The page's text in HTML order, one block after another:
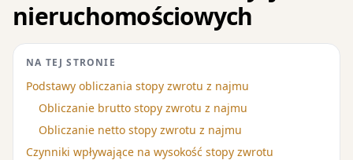
nieruchomościowych
NA TEJ STRONIE
Podstawy obliczania stopy zwrotu z najmu
Obliczanie brutto stopy zwrotu z najmu
Obliczanie netto stopy zwrotu z najmu
Czynniki wpływające na wysokość stopy zwrotu